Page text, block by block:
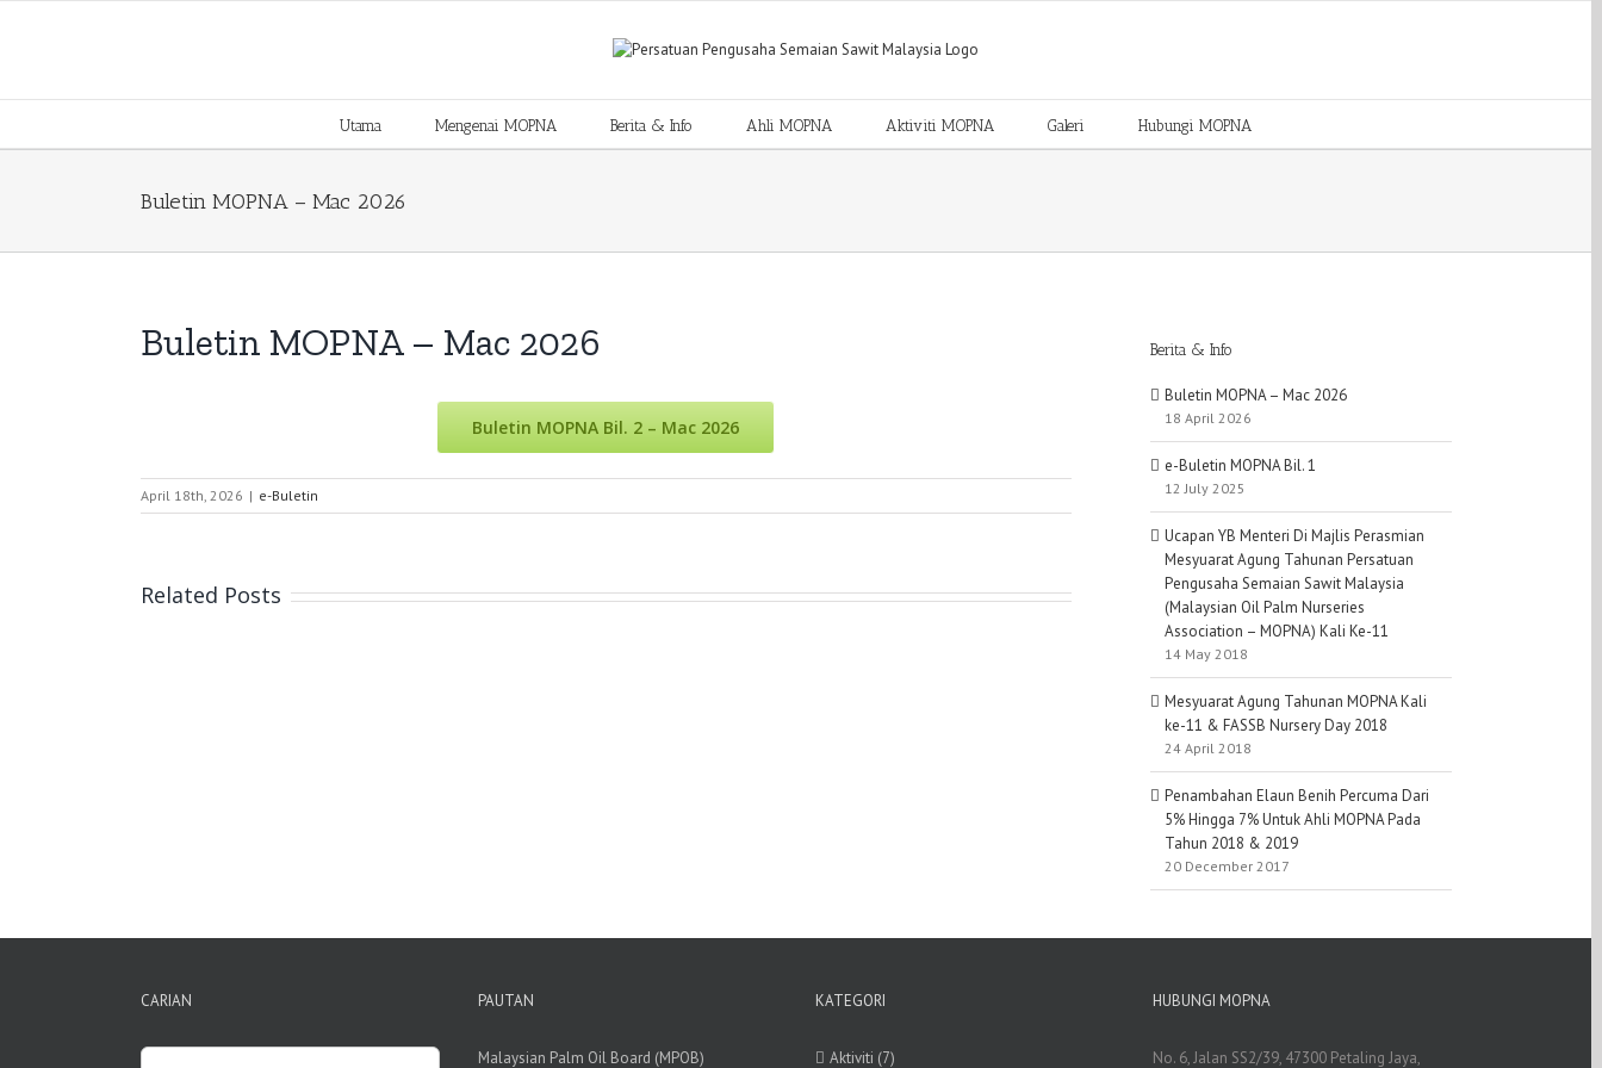
Utama Mengenai MOPNA Berita & Info Ahli MOPNA Aktiviti MOPNA Galeri Hubungi MOPNA
Buletin MOPNA – Mac 2026
Buletin MOPNA – Mac 2026
Buletin MOPNA Bil. 2 – Mac 2026
April 18th, 2026 | e-Buletin
Related Posts
Berita & Info
Buletin MOPNA – Mac 2026
18 April 2026
e-Buletin MOPNA Bil. 1
12 July 2025
Ucapan YB Menteri Di Majlis Perasmian
Mesyuarat Agung Tahunan Persatuan
Pengusaha Semaian Sawit Malaysia
(Malaysian Oil Palm Nurseries
Association – MOPNA) Kali Ke-11
14 May 2018
Mesyuarat Agung Tahunan MOPNA Kali
ke-11 & FASSB Nursery Day 2018
24 April 2018
Penambahan Elaun Benih Percuma Dari
5% Hingga 7% Untuk Ahli MOPNA Pada
Tahun 2018 & 2019
20 December 2017
CARIAN
Search
PAUTAN
Malaysian Palm Oil Board (MPOB)
KATEGORI
Aktiviti (7)
HUBUNGI MOPNA
No. 6, Jalan SS2/39, 47300 Petaling Jaya,